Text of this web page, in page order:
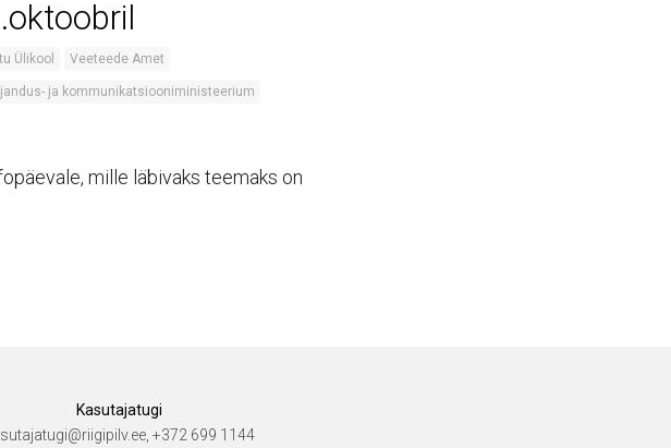
Ülikool Veeteede Amet
ja kommunikatsiooniministeerium
mille läbivaks teemaks on
Kasutajatugi
+372 699 1144